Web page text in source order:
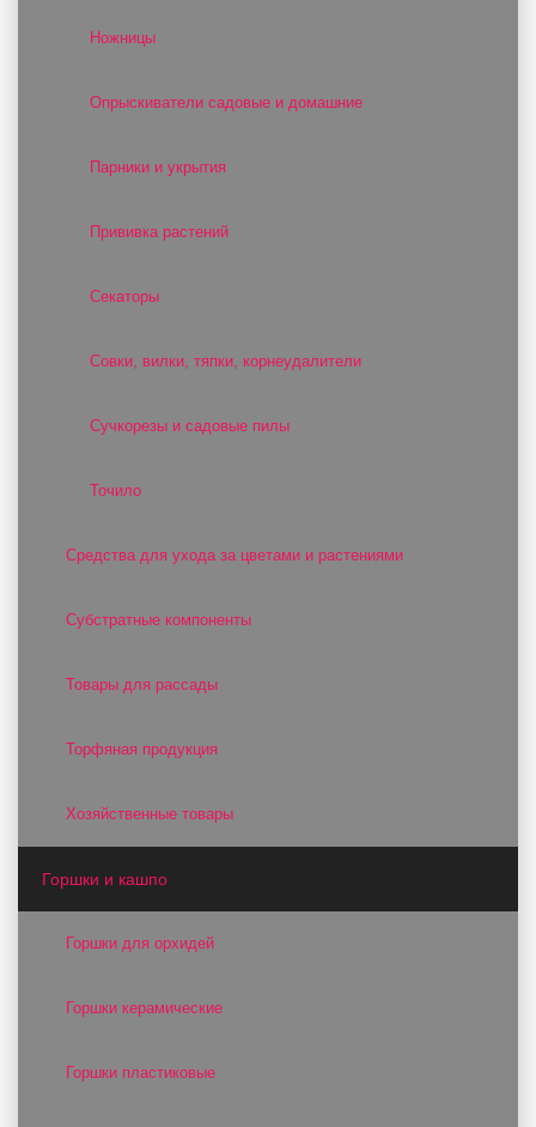
Ножницы
Опрыскиватели садовые и домашние
Парники и укрытия
Прививка растений
Секаторы
Совки, вилки, тяпки, корнеудалители
Сучкорезы и садовые пилы
Точило
Средства для ухода за цветами и растениями
Субстратные компоненты
Товары для рассады
Торфяная продукция
Хозяйственные товары
Горшки и кашпо
Горшки для орхидей
Горшки керамические
Горшки пластиковые